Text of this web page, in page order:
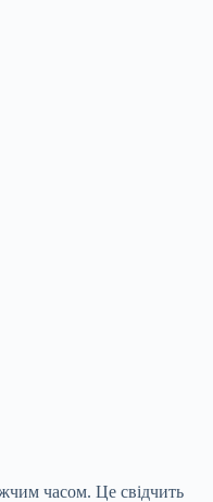
часом. Це свідчить